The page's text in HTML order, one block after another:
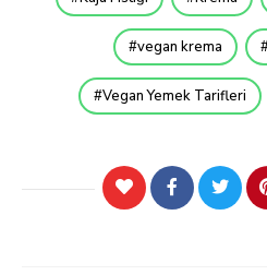
vegan krema
Vegan Yemek Tarifleri